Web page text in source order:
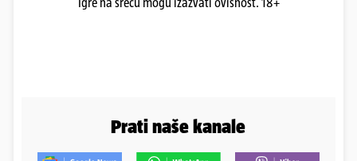
Prati naše kanale